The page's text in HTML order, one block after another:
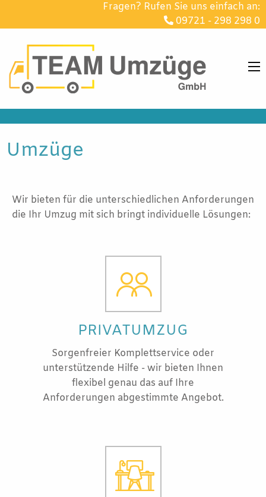
Fragen? Rufen Sie uns einfach an:
09721 - 298 298 0
Umzüge
Wir bieten für die unterschiedlichen Anforderungen
die Ihr Umzug mit sich bringt individuelle Lösungen:
PRIVATUMZUG
Sorgenfreier Komplettservice oder
unterstützende Hilfe - wir bieten Ihnen
flexibel genau das auf Ihre
Anforderungen abgestimmte Angebot.